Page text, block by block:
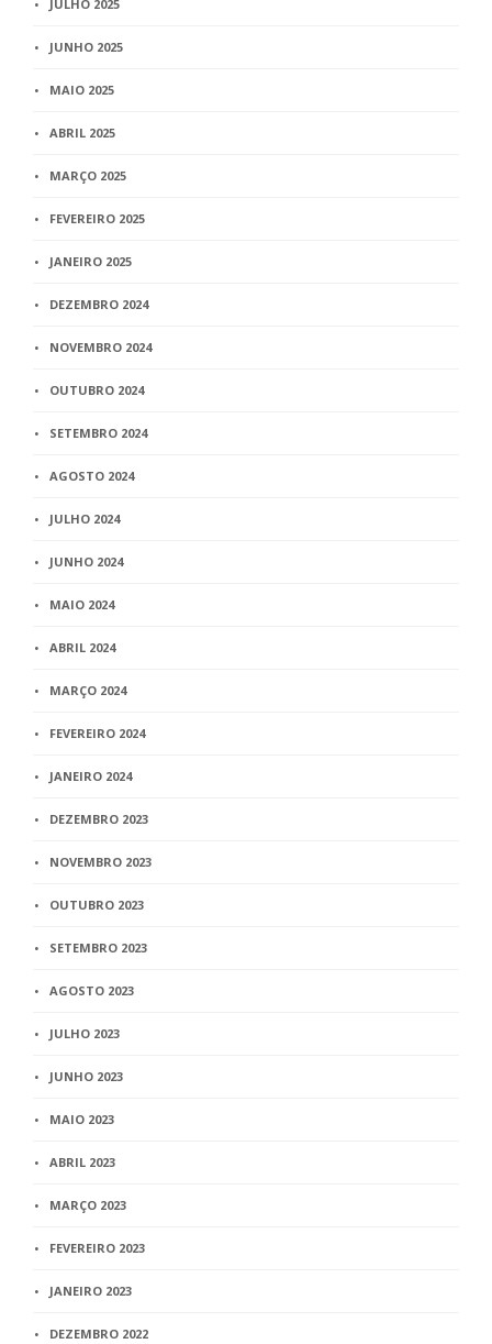
JULHO 2025
JUNHO 2025
MAIO 2025
ABRIL 2025
MARÇO 2025
FEVEREIRO 2025
JANEIRO 2025
DEZEMBRO 2024
NOVEMBRO 2024
OUTUBRO 2024
SETEMBRO 2024
AGOSTO 2024
JULHO 2024
JUNHO 2024
MAIO 2024
ABRIL 2024
MARÇO 2024
FEVEREIRO 2024
JANEIRO 2024
DEZEMBRO 2023
NOVEMBRO 2023
OUTUBRO 2023
SETEMBRO 2023
AGOSTO 2023
JULHO 2023
JUNHO 2023
MAIO 2023
ABRIL 2023
MARÇO 2023
FEVEREIRO 2023
JANEIRO 2023
DEZEMBRO 2022